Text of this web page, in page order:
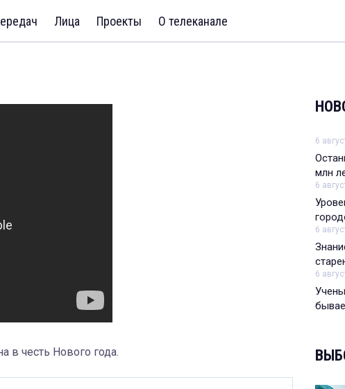
Лица Проекты О телеканале
в честь Нового года.
6
млн
6
6
6